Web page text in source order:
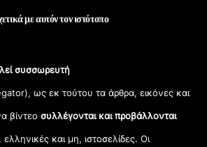
με αυτόν τον ιστότοπο
συσσωρευτή
ως εκ τούτου τα άρθρα, εικόνες και
βίντεοσυλλέγονται και προβάλλονται
ελληνικές και μη, ιστοσελίδες. Οι